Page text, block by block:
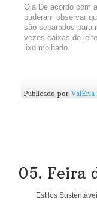
O que tem
Separe
você
Olá De acordo com
puderam observar
são separados para
vezes caixas de
lixo molhado.
Publicado por ValÉria
05. Feira
Estilos